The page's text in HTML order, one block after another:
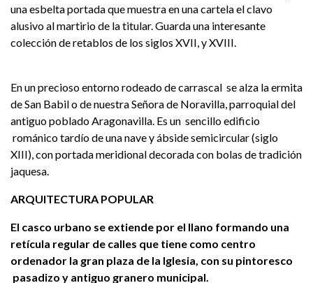
una esbelta portada que muestra en una cartela el clavo
alusivo al martirio de la titular. Guarda una interesante
colección de retablos de los siglos XVII, y XVIII.
En un precioso entorno rodeado de carrascal se alza la ermita
de San Babil o de nuestra Señora de Noravilla, parroquial del
antiguo poblado Aragonavilla. Es un sencillo edificio
románico tardío de una nave y ábside semicircular (siglo
XIII), con portada meridional decorada con bolas de tradición
jaquesa.
ARQUITECTURA POPULAR
El casco urbano se extiende por el llano formando una
retícula regular de calles que tiene como centro
ordenador la gran plaza de la Iglesia, con su pintoresco
pasadizo y antiguo granero municipal.